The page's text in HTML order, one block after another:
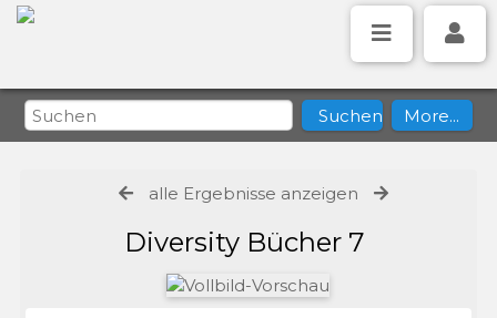
alle Ergebnisse anzeigen
Diversity Bücher 7